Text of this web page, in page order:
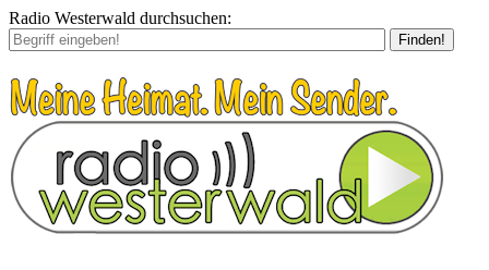
Radio Westerwald durchsuchen:
Finden!